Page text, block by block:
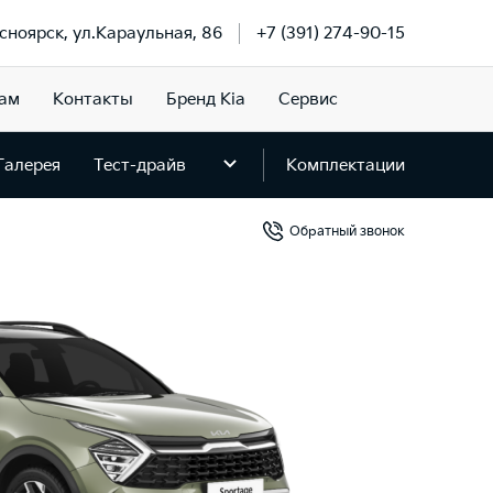
ул.Караульная, 86 +7 (391) 274-90-15
Контакты Бренд Kia Сервис
Тест-драйв Комплектации
Обратный звонок